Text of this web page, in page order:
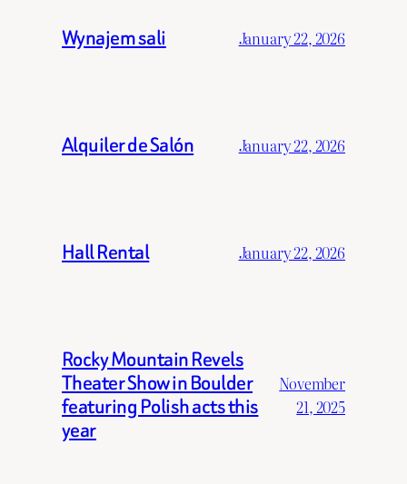
Wynajem sali January 22, 2026
Alquiler de Salón January 22, 2026
Hall Rental January 22, 2026
Rocky Mountain Revels
Theater Show in Boulder
featuring Polish acts this
year
November
21, 2025